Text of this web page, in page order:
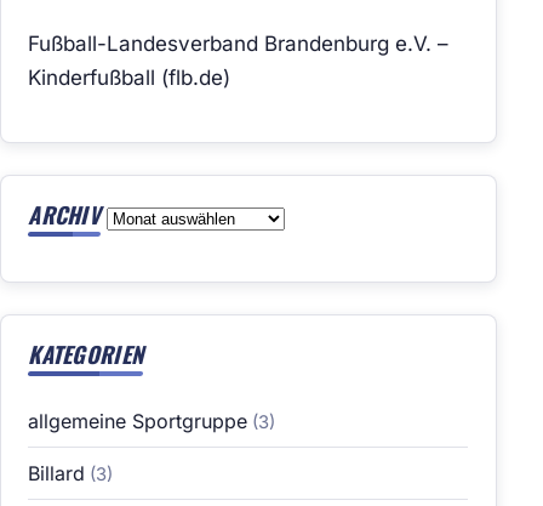
Fußball-Landesverband Brandenburg e.V. –
Kinderfußball (flb.de)
ARCHIV Archiv
KATEGORIEN
allgemeine Sportgruppe (3)
Billard (3)